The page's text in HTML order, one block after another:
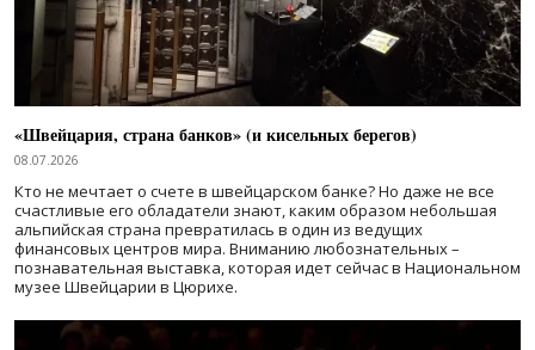
«Швейцария, страна банков» (и кисельных берегов)
08.07.2026
Кто не мечтает о счете в швейцарском банке? Но даже не все
счастливые его обладатели знают, каким образом небольшая
альпийская страна превратилась в один из ведущих
финансовых центров мира. Вниманию любознательных –
познавательная выставка, которая идет сейчас в Национальном
музее Швейцарии в Цюрихе.